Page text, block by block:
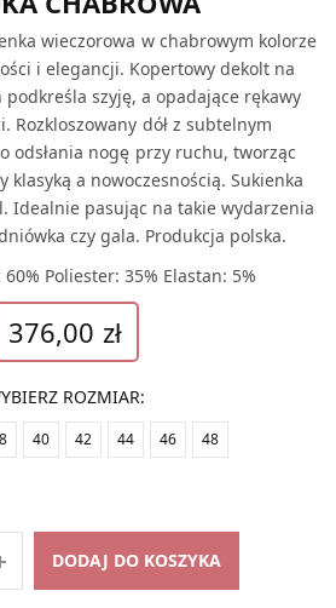
wieczorowa w chabrowym kolorze
i elegancji. Kopertowy dekolt na
szyję, a opadające rękawy
Rozkloszowany dół z subtelnym
odsłania nogę przy ruchu, tworząc
klasyką a nowoczesnością. Sukienka
Idealnie pasując na takie wydarzenia
czy gala. Produkcja polska.
60% Poliester: 35% Elastan: 5%
376,00 zł
ROZMIAR:
40 42 44 46 48
DODAJ DO KOSZYKA